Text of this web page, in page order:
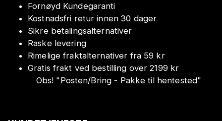
Fornøyd Kundegaranti
Kostnadsfri retur innen 30 dager
Sikre betalingsalternativer
Raske levering
Rimelige fraktalternativer fra 59 kr
Gratis frakt ved bestilling over 2199 kr
Obs! "Posten/Bring - Pakke til hentested"